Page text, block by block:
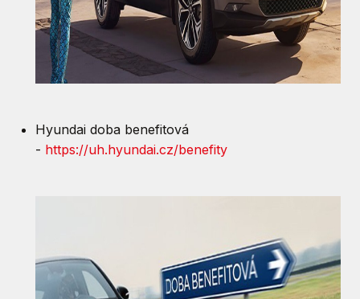
Hyundai doba benefitová
- https://uh.hyundai.cz/benefity